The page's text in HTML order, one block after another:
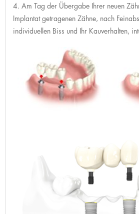
4. Am Tag der Übergabe Ihrer neuen
Implantat getragenen Zähne, nach
individuellen Biss und Ihr Kauverhalten,